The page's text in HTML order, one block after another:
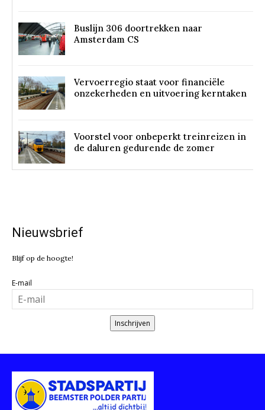
Buslijn 306 doortrekken naar
Amsterdam CS
Vervoerregio staat voor financiële
onzekerheden en uitvoering kerntaken
Voorstel voor onbeperkt treinreizen in
de daluren gedurende de zomer
Nieuwsbrief
Blijf op de hoogte!
E-mail
Inschrijven